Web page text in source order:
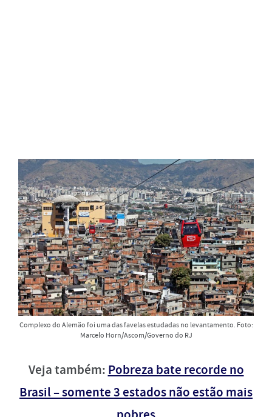
Complexo do Alemão foi uma das favelas estudadas no levantamento. Foto:
Marcelo Horn/Ascom/Governo do RJ
Veja também: Pobreza bate recorde no
Brasil – somente 3 estados não estão mais